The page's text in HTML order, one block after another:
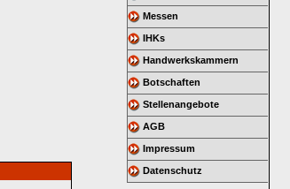
Messen
IHKs
Handwerkskammern
Botschaften
Stellenangebote
AGB
Impressum
Datenschutz